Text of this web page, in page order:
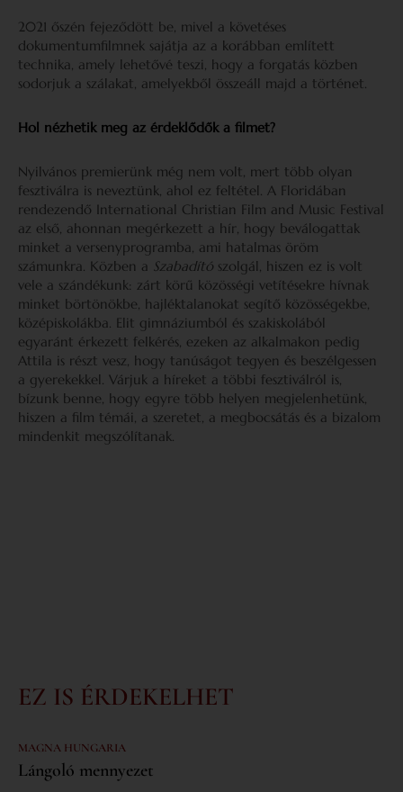
2021 őszén fejeződött be, mivel a követéses
dokumentumfilmnek sajátja az a korábban említett
technika, amely lehetővé teszi, hogy a forgatás közben
sodorjuk a szálakat, amelyekből összeáll majd a történet.
Hol nézhetik meg az érdeklődők a filmet?
Nyilvános premierünk még nem volt, mert több olyan
fesztiválra is neveztünk, ahol ez feltétel. A Floridában
rendezendő International Christian Film and Music Festival
az első, ahonnan megérkezett a hír, hogy beválogattak
minket a versenyprogramba, ami hatalmas öröm
számunkra. Közben a Szabadító szolgál, hiszen ez is volt
vele a szándékunk: zárt körű közösségi vetítésekre hívnak
minket börtönökbe, hajléktalanokat segítő közösségekbe,
középiskolákba. Elit gimnáziumból és szakiskolából
egyaránt érkezett felkérés, ezeken az alkalmakon pedig
Attila is részt vesz, hogy tanúságot tegyen és beszélgessen
a gyerekekkel. Várjuk a híreket a többi fesztiválról is,
bízunk benne, hogy egyre több helyen megjelenhetünk,
hiszen a film témái, a szeretet, a megbocsátás és a bizalom
mindenkit megszólítanak.
EZ IS ÉRDEKELHET
MAGNA HUNGARIA
Lángoló mennyezet